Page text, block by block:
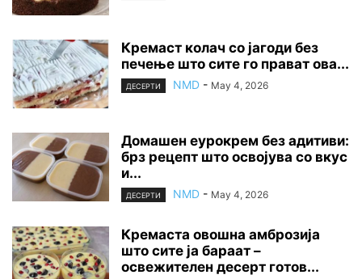
Кремаст колач со јагоди без
печење што сите го прават ова...
ДЕСЕРТИ NMD - May 4, 2026
Домашен еурокрем без адитиви:
брз рецепт што освојува со вкус
и...
ДЕСЕРТИ NMD - May 4, 2026
Кремаста овошна амброзија
што сите ја бараат –
освежителен десерт готов...